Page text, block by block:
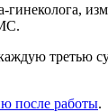
третью
после работы.